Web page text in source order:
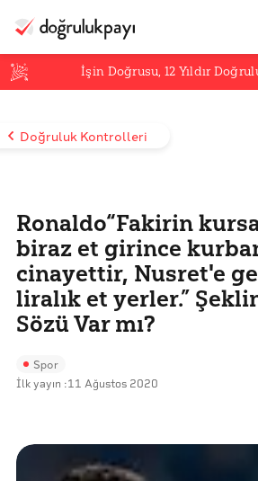
İşin Doğrusu,12 Yıldır
Doğruluk Kontrolleri
Ronaldo“Fakirin
biraz et girince
cinayettir, Nusret'e
liralık et yerler.”
Sözü Var mı?
Spor
İlk yayın :11 Ağustos 2020